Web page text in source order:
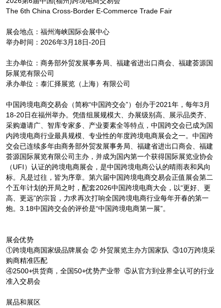
The 6th China Cross-Border E-Commerce Trade Fair
展会地点：福州海峡国际会展中心
举办时间：2026年3月18日-20日
主办单位：商务部外贸发展事务局、福建省进出口商会、福建荟源国
际展览有限公司
承办单位：泰汇择展览（上海）有限公司
中国跨境电商交易会（简称“中国跨交会”）创办于2021年，每年3月
18-20日在福州举办。凭借组展规模大、办展级别高、展示品类齐、
采购邀请广、智库专家多、产业要素全等特点，中国跨交会已成为国
内跨境电商行业最具规模、专业性的年度跨境电商展会之一。中国跨
交会已连续多年由商务部外贸发展事务局、福建省进出口商会、福建
荟源国际展览有限公司主办，并成为国内第一个获得国际展览业协会
（UFI）认证的跨境电商展会，是中国跨境电商公认的晴雨表和⻛向
标。凡是过往，皆为序章。第六届中国跨境电商交易会正值展会第二
个五年计划的开局之时，配套2026中国跨境电商大会，以“更好、更
高、更远”的宗旨，力求再次打响全国跨境电商行业每年开春的第一
炮。3.18中国跨交会的评价是“中国跨境电商第一展”。
展会优势
①跨境电商国家级品牌展会 ② 外贸展览主办方国家队 ③10万跨境采
购商精准匹配
④2500+供货商，全国50+优势产业带 ⑤从官方到业界全认可的行业
准入交易会
展品和展区